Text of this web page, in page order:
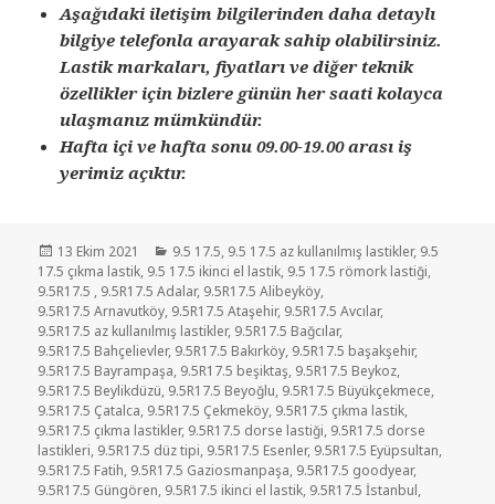
Aşağıdaki iletişim bilgilerinden daha detaylı
bilgiye telefonla arayarak sahip olabilirsiniz.
Lastik markaları, fiyatları ve diğer teknik
özellikler için bizlere günün her saati kolayca
ulaşmanız mümkündür.
Hafta içi ve hafta sonu 09.00-19.00 arası iş
yerimiz açıktır.
Yayın
tarihi
13 Ekim 2021 Kategoriler
9.5 17.5, 9.5 17.5 az kullanılmış lastikler, 9.5
17.5 çıkma lastik, 9.5 17.5 ikinci el lastik, 9.5 17.5 römork lastiği,
9.5R17.5 , 9.5R17.5 Adalar, 9.5R17.5 Alibeyköy,
9.5R17.5 Arnavutköy, 9.5R17.5 Ataşehir, 9.5R17.5 Avcılar,
9.5R17.5 az kullanılmış lastikler, 9.5R17.5 Bağcılar,
9.5R17.5 Bahçelievler, 9.5R17.5 Bakırköy, 9.5R17.5 başakşehir,
9.5R17.5 Bayrampaşa, 9.5R17.5 beşiktaş, 9.5R17.5 Beykoz,
9.5R17.5 Beylikdüzü, 9.5R17.5 Beyoğlu, 9.5R17.5 Büyükçekmece,
9.5R17.5 Çatalca, 9.5R17.5 Çekmeköy, 9.5R17.5 çıkma lastik,
9.5R17.5 çıkma lastikler, 9.5R17.5 dorse lastiği, 9.5R17.5 dorse
lastikleri, 9.5R17.5 düz tipi, 9.5R17.5 Esenler, 9.5R17.5 Eyüpsultan,
9.5R17.5 Fatih, 9.5R17.5 Gaziosmanpaşa, 9.5R17.5 goodyear,
9.5R17.5 Güngören, 9.5R17.5 ikinci el lastik, 9.5R17.5 İstanbul,